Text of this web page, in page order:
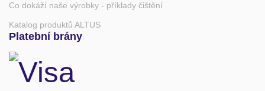
Co dokáží naše výrobky - příklady čištění
Katalog produktů ALTUS
Platební brány